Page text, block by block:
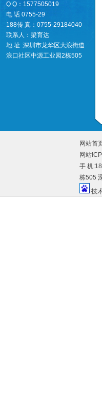
Q Q：1577505019
电 话 0755-29
188传 真：0755-29184040
联系人：梁育达
地 址 :深圳市龙华区大浪街道
浪口社区中源工业园2栋505
网站首
网站
手 机
栋505
技